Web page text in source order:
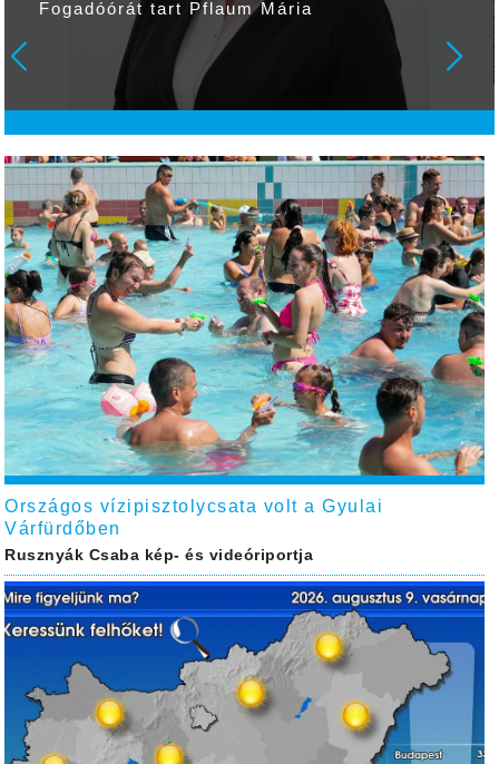
Jelentsd a szúnyogokat!
Országos vízipisztolycsata volt a Gyulai
Várfürdőben
Rusznyák Csaba kép- és videóriportja